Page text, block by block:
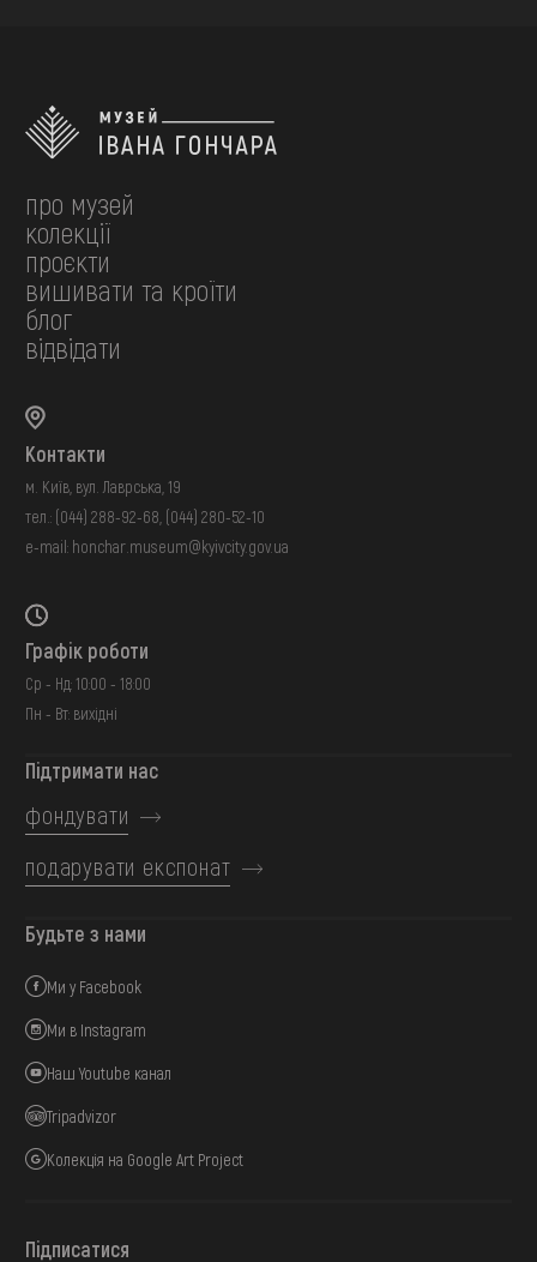
про музей
колекції
проєкти
вишивати та кроїти
блог
відвідати
Контакти
м. Київ, вул. Лаврська, 19
тел.: (044) 288-92-68 (044) 280-52-10
e-mail: honchar.museum@kyivcity.gov.ua
Графік роботи
Ср - Нд: 10:00 - 18:00
Пн - Вт: вихідні
Підтримати нас
фондувати
подарувати експонат
Будьте з нами
Ми у Facebook
Ми в Instagram
Наш Youtube канал
Tripadvizor
Колекція на Google Art Project
Підписатися